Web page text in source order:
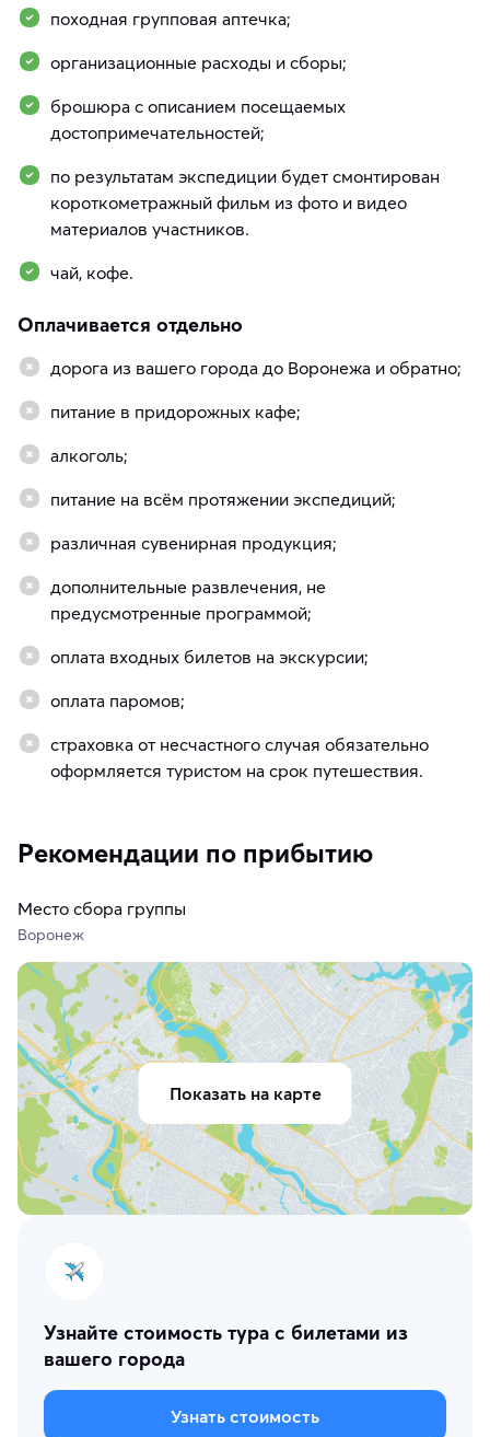
походная групповая аптечка;
организационные расходы и сборы;
брошюра с описанием посещаемых
достопримечательностей;
по результатам экспедиции будет смонтирован
короткометражный фильм из фото и видео
материалов участников.
чай, кофе.
Оплачивается отдельно
дорога из вашего города до Воронежа и обратно;
питание в придорожных кафе;
алкоголь;
питание на всём протяжении экспедиций;
различная сувенирная продукция;
дополнительные развлечения, не
предусмотренные программой;
оплата входных билетов на экскурсии;
оплата паромов;
страховка от несчастного случая обязательно
оформляется туристом на срок путешествия.
Рекомендации по прибытию
Место сбора группы
Воронеж
Показать на карте
Узнайте стоимость тура с билетами из
вашего города
Узнать стоимость